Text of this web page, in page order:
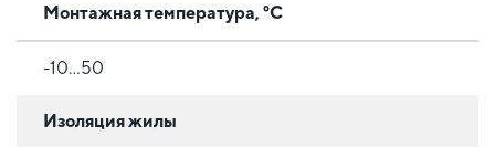
Монтажная температура, °C
-10…50
Изоляция жилы